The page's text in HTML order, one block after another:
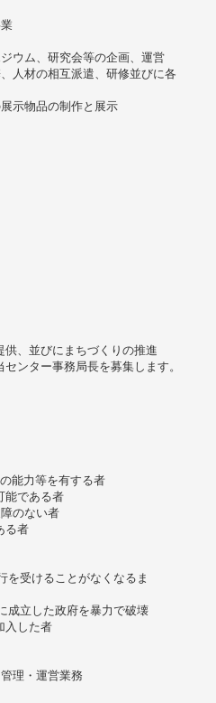
ウム、研究会等の企画、運営
人材の相互派遣、研修並びに各
示物品の制作と展示
供、並びにまちづくりの推進
ンター事務局長を募集します。
能力等を有する者
である者
のない者
る者
を受けることがなくなるま
成立した政府を暴力で破壊
入した者
理・運営業務